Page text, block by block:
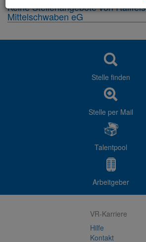
Keine Stellenangebote von
Mittelschwaben eG
Stelle finden
Stelle per Mail
Talentpool
Arbeitgeber
VR-Karriere
Hilfe
Kontakt